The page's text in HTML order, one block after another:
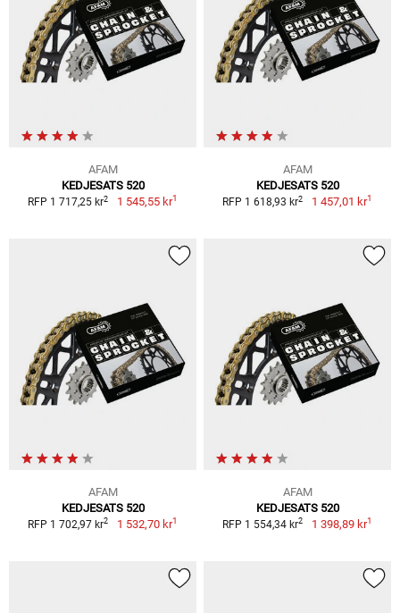
AFAM
KEDJESATS 520
RFP 1 717,25 kr2 1 545,55 kr1
AFAM
KEDJESATS 520
RFP 1 618,93 kr2 1 457,01 kr1
AFAM
KEDJESATS 520
RFP 1 702,97 kr2 1 532,70 kr1
AFAM
KEDJESATS 520
RFP 1 554,34 kr2 1 398,89 kr1